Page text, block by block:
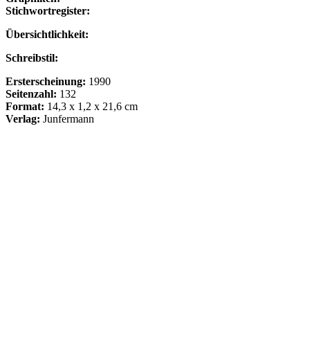
Stichwortregister:
Übersichtlichkeit:
Schreibstil:
Ersterscheinung: 1990
Seitenzahl: 132
Format: 14,3 x 1,2 x 21,6 cm
Verlag: Junfermann